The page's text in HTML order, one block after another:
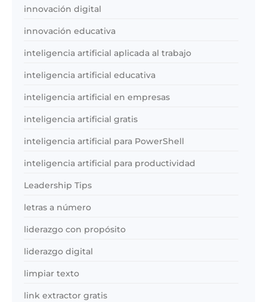
innovación digital
innovación educativa
inteligencia artificial aplicada al trabajo
inteligencia artificial educativa
inteligencia artificial en empresas
inteligencia artificial gratis
inteligencia artificial para PowerShell
inteligencia artificial para productividad
Leadership Tips
letras a número
liderazgo con propósito
liderazgo digital
limpiar texto
link extractor gratis